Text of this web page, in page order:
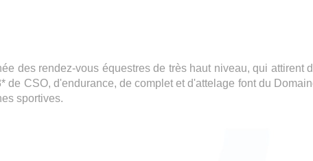
des rendez-vous équestres de très haut niveau, qui attirent
de CSO, d'endurance, de complet et d'attelage font du
sportives.